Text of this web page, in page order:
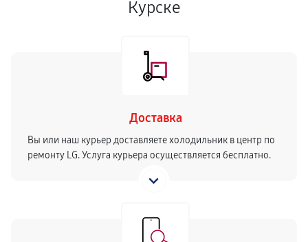
Курске
Доставка
Вы или наш курьер доставляете холодильник в центр по
ремонту LG. Услуга курьера осуществляется бесплатно.